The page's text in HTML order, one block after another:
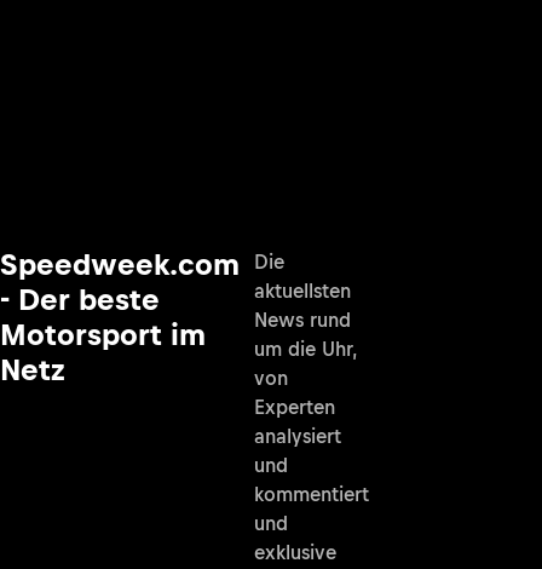
Speedweek.com
- Der beste
Motorsport im
Netz
Die
aktuellsten
News rund
um die Uhr,
von
Experten
analysiert
und
kommentiert
und
exklusive